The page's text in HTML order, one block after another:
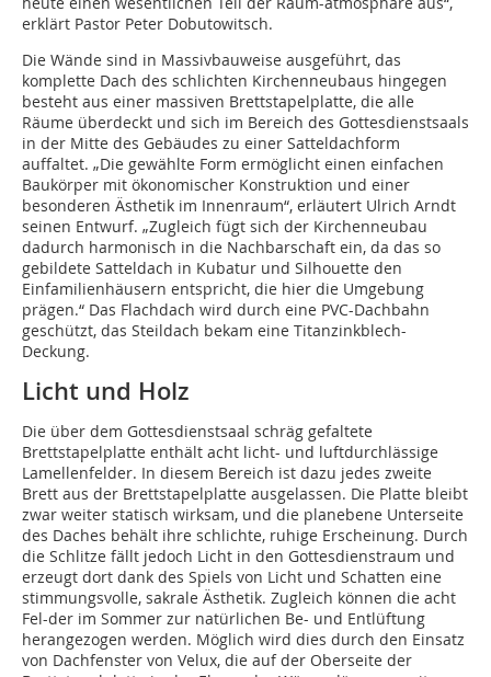
erklärt Pastor Peter Dobutowitsch.
Die Wände sind in Massivbauweise ausgeführt, das
komplette Dach des schlichten Kirchenneubaus hingegen
besteht aus einer massiven Brettstapelplatte, die alle
Räume überdeckt und sich im Bereich des Gottesdienstsaals
in der Mitte des Gebäudes zu einer Satteldachform
auffaltet. „Die gewählte Form ermöglicht einen einfachen
Baukörper mit ökonomischer Konstruktion und einer
besonderen Ästhetik im Innenraum“, erläutert Ulrich Arndt
seinen Entwurf. „Zugleich fügt sich der Kirchenneubau
dadurch harmonisch in die Nachbarschaft ein, da das so
gebildete Satteldach in Kubatur und Silhouette den
Einfamilienhäusern entspricht, die hier die Umgebung
prägen.“ Das Flachdach wird durch eine PVC-Dachbahn
geschützt, das Steildach bekam eine Titanzinkblech-
Deckung.
Licht und Holz
Die über dem Gottesdienstsaal schräg gefaltete
Brettstapelplatte enthält acht licht- und luftdurchlässige
Lamellenfelder. In diesem Bereich ist dazu jedes zweite
Brett aus der Brettstapelplatte ausgelassen. Die Platte bleibt
zwar weiter statisch wirksam, und die planebene Unterseite
des Daches behält ihre schlichte, ruhige Erscheinung. Durch
die Schlitze fällt jedoch Licht in den Gottesdienstraum und
erzeugt dort dank des Spiels von Licht und Schatten eine
stimmungsvolle, sakrale Ästhetik. Zugleich können die acht
Fel-der im Sommer zur natürlichen Be- und Entlüftung
herangezogen werden. Möglich wird dies durch den Einsatz
von Dachfenster von Velux, die auf der Oberseite der